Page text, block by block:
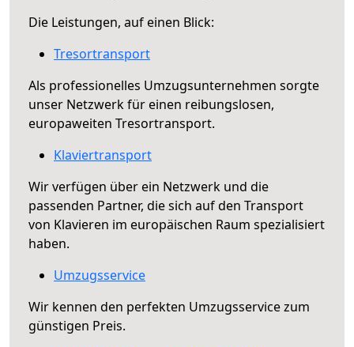
Die Leistungen, auf einen Blick:
Tresortransport
Als professionelles Umzugsunternehmen sorgte
unser Netzwerk für einen reibungslosen,
europaweiten Tresortransport.
Klaviertransport
Wir verfügen über ein Netzwerk und die
passenden Partner, die sich auf den Transport
von Klavieren im europäischen Raum spezialisiert
haben.
Umzugsservice
Wir kennen den perfekten Umzugsservice zum
günstigen Preis.